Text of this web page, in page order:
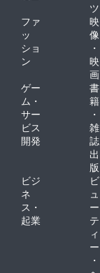
ツ
ファ
ッ
ショ
ン
映
像
・
映
画
ゲー
ム・
サー
ビス
開発
書
籍
・
雑
誌
出
版
ビジ
ネ
ス・
起業
ビ
ュ
ー
テ
ィ
ー
・